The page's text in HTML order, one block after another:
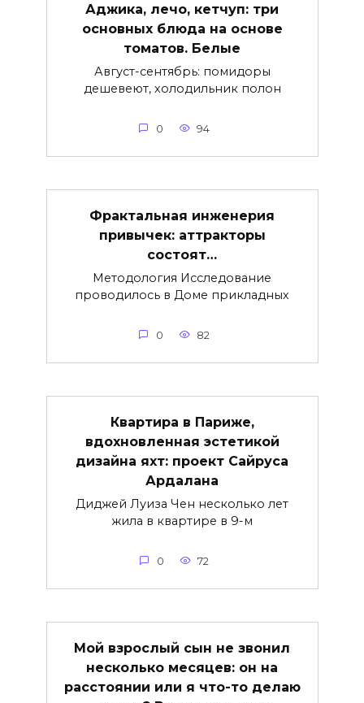
Аджика, лечо, кетчуп: три
основных блюда на основе
томатов. Белые
Август-сентябрь: помидоры
дешевеют, холодильник полон
0 94
Фрактальная инженерия
привычек: аттракторы
состоят…
Методология Исследование
проводилось в Доме прикладных
0 82
Квартира в Париже,
вдохновленная эстетикой
дизайна яхт: проект Сайруса
Ардалана
Диджей Луиза Чен несколько лет
жила в квартире в 9-м
0 72
Мой взрослый сын не звонил
несколько месяцев: он на
расстоянии или я что-то делаю